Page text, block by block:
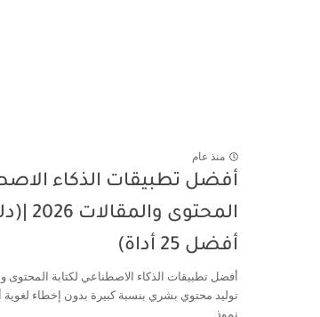
منذ عام
أفضل تطبيقات الذكاء
أفضل 25 أداة)
أفضل تطبيقات الذكاء الاصطناعي لكتابة المحتوى
توليد محتوي بشري بنسبة كبيرة بدون إخطاء لغوية
نموذ...